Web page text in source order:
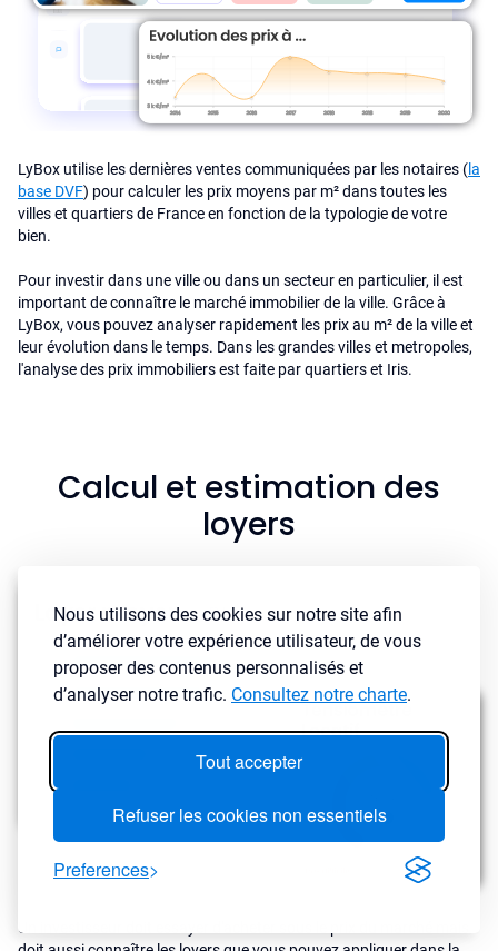
Nous utilisons des cookies sur notre site afin
d’améliorer votre expérience utilisateur, de vous
proposer des contenus personnalisés et
d’analyser notre trafic. Consultez notre charte.
Tout accepter
Refuser les cookies non essentiels
Preferences
LyBox utilise les dernières ventes communiquées par les notaires (la
base DVF) pour calculer les prix moyens par m² dans toutes les
villes et quartiers de France en fonction de la typologie de votre
bien.
Pour investir dans une ville ou dans un secteur en particulier, il est
important de connaître le marché immobilier de la ville. Grâce à
LyBox, vous pouvez analyser rapidement les prix au m² de la ville et
leur évolution dans le temps. Dans les grandes villes et metropoles,
l'analyse des prix immobiliers est faite par quartiers et Iris.
Calcul et estimation des
loyers
Un investisseur doit essayer d'acheter sous le prix du marché mais